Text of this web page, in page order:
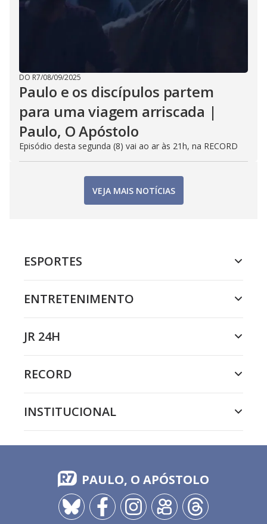
DO R7/08/09/2025
Paulo e os discípulos partem
para uma viagem arriscada |
Paulo, O Apóstolo
Episódio desta segunda (8) vai ao ar às 21h, na RECORD
VEJA MAIS NOTÍCIAS
ESPORTES
ENTRETENIMENTO
JR 24H
RECORD
INSTITUCIONAL
PAULO, O APÓSTOLO